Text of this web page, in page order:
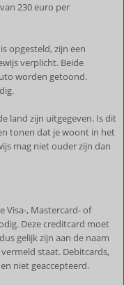
230 euro per
opgesteld, zijn een
verplicht. Beide
worden getoond.
land zijn uitgegeven. Is dit
tonen dat je woont in het
mag niet ouder zijn dan
Visa-, Mastercard- of
Deze creditcard moet
gelijk zijn aan de naam
staat. Debitcards,
niet geaccepteerd.